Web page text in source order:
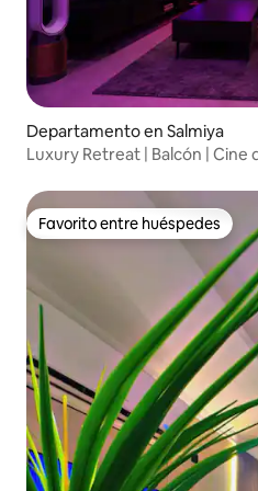
Departamento en Salmiya
Luxury Retreat | Balcón | Cine
Favorito entre huéspedes
Favorito entre huéspedes